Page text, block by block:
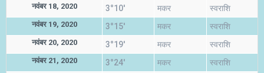
नवंबर 18, 2020 3°10' मकर स्वराशि
नवंबर 19, 2020 3°15' मकर स्वराशि
नवंबर 20, 2020 3°19' मकर स्वराशि
नवंबर 21, 2020 3°24' मकर स्वराशि